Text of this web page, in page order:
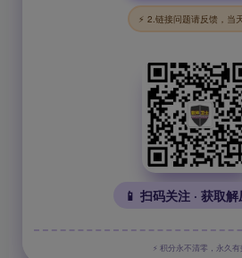
⚡ 2.链接问题请反馈，当
📱 扫码关注 · 获取
⚡ 积分永不清零，永久有